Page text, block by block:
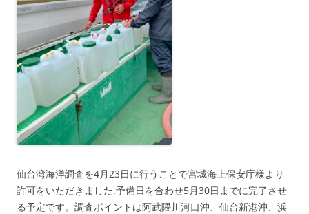
仙台湾海洋調査を4月23日に行うことで宮城海上保安庁様より
許可をいただきました.予備日を合わせ5月30日までに完了させ
る予定です。調査ポイントは阿武隈川河口沖、仙台新港沖、浜